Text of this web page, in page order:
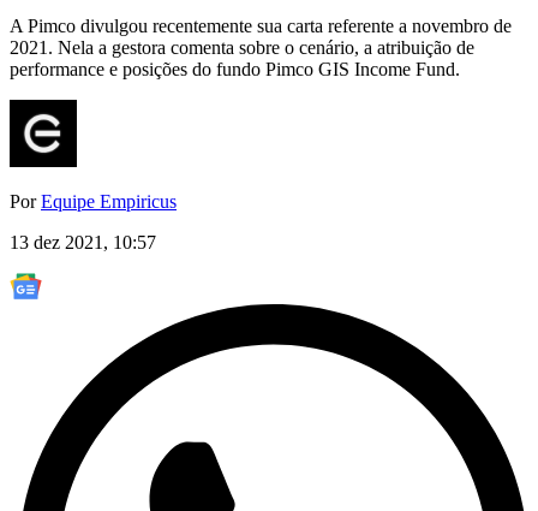
A Pimco divulgou recentemente sua carta referente a novembro de
2021. Nela a gestora comenta sobre o cenário, a atribuição de
performance e posições do fundo Pimco GIS Income Fund.
PorEquipe Empiricus
13 dez 2021, 10:57